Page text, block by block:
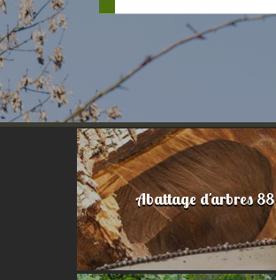
Abattage d'arbres 88